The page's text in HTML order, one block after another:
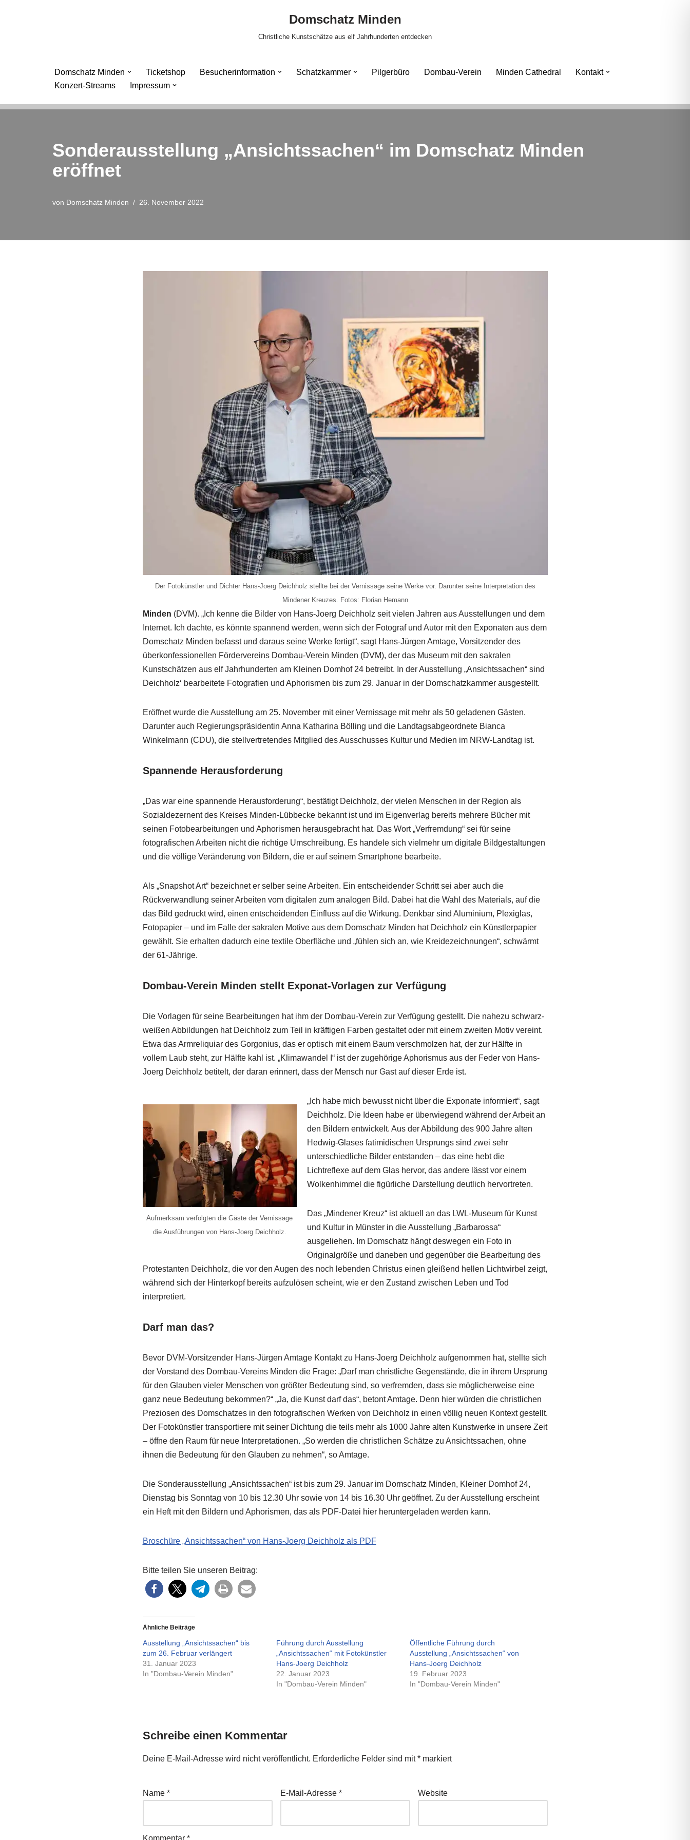
Domschatz Minden
Christliche Kunstschätze aus elf Jahrhunderten entdecken
Domschatz Minden Ticketshop Besucherinformation Schatzkammer Pilgerbüro Dombau-Verein Minden Cathedral
Kontakt
Konzert-Streams
Impressum
Sonderausstellung „Ansichtssachen“ im Domschatz Minden
eröffnet
von Domschatz Minden 26. November 2022
Der Fotokünstler und Dichter Hans-Joerg Deichholz stellte bei der Vernissage seine Werke vor. Darunter seine Interpretation des
Mindener Kreuzes. Fotos: Florian Hemann
Minden (DVM). „Ich kenne die Bilder von Hans-Joerg Deichholz seit vielen Jahren aus Ausstellungen und dem
Internet. Ich dachte, es könnte spannend werden, wenn sich der Fotograf und Autor mit den Exponaten aus dem
Domschatz Minden befasst und daraus seine Werke fertigt“, sagt Hans-Jürgen Amtage, Vorsitzender des
überkonfessionellen Fördervereins Dombau-Verein Minden (DVM), der das Museum mit den sakralen
Kunstschätzen aus elf Jahrhunderten am Kleinen Domhof 24 betreibt. In der Ausstellung „Ansichtssachen“ sind
Deichholz‘ bearbeitete Fotografien und Aphorismen bis zum 29. Januar in der Domschatzkammer ausgestellt.
Eröffnet wurde die Ausstellung am 25. November mit einer Vernissage mit mehr als 50 geladenen Gästen.
Darunter auch Regierungspräsidentin Anna Katharina Bölling und die Landtagsabgeordnete Bianca
Winkelmann (CDU), die stellvertretendes Mitglied des Ausschusses Kultur und Medien im NRW-Landtag ist.
Spannende Herausforderung
„Das war eine spannende Herausforderung“, bestätigt Deichholz, der vielen Menschen in der Region als
Sozialdezernent des Kreises Minden-Lübbecke bekannt ist und im Eigenverlag bereits mehrere Bücher mit
seinen Fotobearbeitungen und Aphorismen herausgebracht hat. Das Wort „Verfremdung“ sei für seine
fotografischen Arbeiten nicht die richtige Umschreibung. Es handele sich vielmehr um digitale Bildgestaltungen
und die völlige Veränderung von Bildern, die er auf seinem Smartphone bearbeite.
Als „Snapshot Art“ bezeichnet er selber seine Arbeiten. Ein entscheidender Schritt sei aber auch die
Rückverwandlung seiner Arbeiten vom digitalen zum analogen Bild. Dabei hat die Wahl des Materials, auf die
das Bild gedruckt wird, einen entscheidenden Einfluss auf die Wirkung. Denkbar sind Aluminium, Plexiglas,
Fotopapier – und im Falle der sakralen Motive aus dem Domschatz Minden hat Deichholz ein Künstlerpapier
gewählt. Sie erhalten dadurch eine textile Oberfläche und „fühlen sich an, wie Kreidezeichnungen“, schwärmt
der 61-Jährige.
Dombau-Verein Minden stellt Exponat-Vorlagen zur Verfügung
Die Vorlagen für seine Bearbeitungen hat ihm der Dombau-Verein zur Verfügung gestellt. Die nahezu schwarz-
weißen Abbildungen hat Deichholz zum Teil in kräftigen Farben gestaltet oder mit einem zweiten Motiv vereint.
Etwa das Armreliquiar des Gorgonius, das er optisch mit einem Baum verschmolzen hat, der zur Hälfte in
vollem Laub steht, zur Hälfte kahl ist. „Klimawandel I“ ist der zugehörige Aphorismus aus der Feder von Hans-
Joerg Deichholz betitelt, der daran erinnert, dass der Mensch nur Gast auf dieser Erde ist.
Aufmerksam verfolgten die Gäste der Vernissage
die Ausführungen von Hans-Joerg Deichholz.
„Ich habe mich bewusst nicht über die Exponate informiert“, sagt
Deichholz. Die Ideen habe er überwiegend während der Arbeit an
den Bildern entwickelt. Aus der Abbildung des 900 Jahre alten
Hedwig-Glases fatimidischen Ursprungs sind zwei sehr
unterschiedliche Bilder entstanden – das eine hebt die
Lichtreflexe auf dem Glas hervor, das andere lässt vor einem
Wolkenhimmel die figürliche Darstellung deutlich hervortreten.
Das „Mindener Kreuz“ ist aktuell an das LWL-Museum für Kunst
und Kultur in Münster in die Ausstellung „Barbarossa“
ausgeliehen. Im Domschatz hängt deswegen ein Foto in
Originalgröße und daneben und gegenüber die Bearbeitung des
Protestanten Deichholz, die vor den Augen des noch lebenden Christus einen gleißend hellen Lichtwirbel zeigt,
während sich der Hinterkopf bereits aufzulösen scheint, wie er den Zustand zwischen Leben und Tod
interpretiert.
Darf man das?
Bevor DVM-Vorsitzender Hans-Jürgen Amtage Kontakt zu Hans-Joerg Deichholz aufgenommen hat, stellte sich
der Vorstand des Dombau-Vereins Minden die Frage: „Darf man christliche Gegenstände, die in ihrem Ursprung
für den Glauben vieler Menschen von größter Bedeutung sind, so verfremden, dass sie möglicherweise eine
ganz neue Bedeutung bekommen?“ „Ja, die Kunst darf das“, betont Amtage. Denn hier würden die christlichen
Preziosen des Domschatzes in den fotografischen Werken von Deichholz in einen völlig neuen Kontext gestellt.
Der Fotokünstler transportiere mit seiner Dichtung die teils mehr als 1000 Jahre alten Kunstwerke in unsere Zeit
– öffne den Raum für neue Interpretationen. „So werden die christlichen Schätze zu Ansichtssachen, ohne
ihnen die Bedeutung für den Glauben zu nehmen“, so Amtage.
Die Sonderausstellung „Ansichtssachen“ ist bis zum 29. Januar im Domschatz Minden, Kleiner Domhof 24,
Dienstag bis Sonntag von 10 bis 12.30 Uhr sowie von 14 bis 16.30 Uhr geöffnet. Zu der Ausstellung erscheint
ein Heft mit den Bildern und Aphorismen, das als PDF-Datei hier heruntergeladen werden kann.
Broschüre „Ansichtssachen“ von Hans-Joerg Deichholz als PDF
Bitte teilen Sie unseren Beitrag:
Ähnliche Beiträge
Ausstellung „Ansichtssachen“ bis
zum 26. Februar verlängert
31. Januar 2023
In "Dombau-Verein Minden"
Führung durch Ausstellung
„Ansichtssachen“ mit Fotokünstler
Hans-Joerg Deichholz
22. Januar 2023
In "Dombau-Verein Minden"
Öffentliche Führung durch
Ausstellung „Ansichtssachen“ von
Hans-Joerg Deichholz
19. Februar 2023
In "Dombau-Verein Minden"
Schreibe einen Kommentar
Deine E-Mail-Adresse wird nicht veröffentlicht. Erforderliche Felder sind mit*markiert
Name * E-Mail-Adresse * Website
Kommentar *